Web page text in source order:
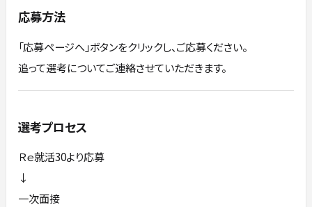
応募方法
「応募ページへ」ボタンをクリックし、ご応募ください。
追って選考についてご連絡させていただきます。
選考プロセス
Ｒｅ就活30より応募
↓
一次面接